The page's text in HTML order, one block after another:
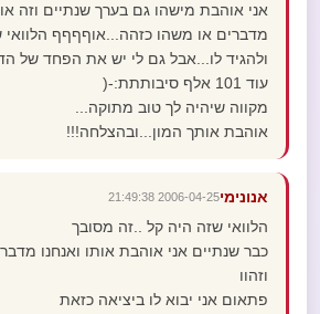
אני אוהבת מישהו גם בערך שנתיים וזה
מדברים או משהו כזהה...אוףףףף הלוואי
ולהגיד לו...אבל גם לי יש את הפחד של
עוד 101 אלף סיבותתת:-(
מקווה שיהיה לך טוב מתוקה...
אוהבת אותך המון...ובהצלחה!!!
אנונימי2006-04-25 21:49:38
הלוואי שזה היה קל ..זה מסובך
כבר שנתיים אני אוהבת אותו ואנחנו
וזהוו
פתאום אני יבוא לו ביציאה כזאת